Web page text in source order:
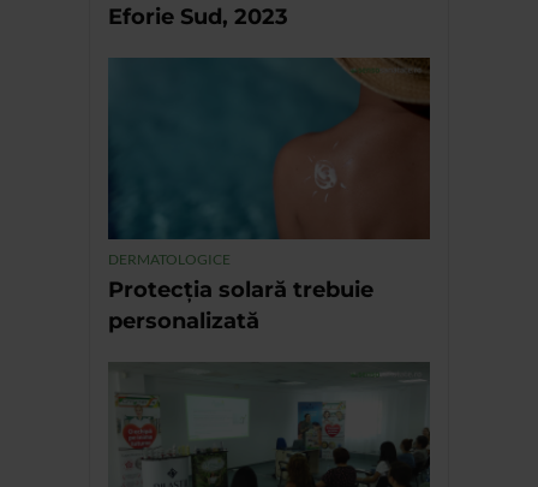
Eforie Sud, 2023
DERMATOLOGICE
Protecția solară trebuie
personalizată